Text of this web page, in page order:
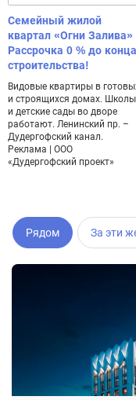
Семейный жилой
квартал «Огни Залива»
Рассрочка 0 % до конца
строительства!
Видовые квартиры в
и строящихся домах. Школы
и детские сады во дворе
работают. Ленинский пр. –
Дудергофский канал.
Реклама | ООО
«Дудергофский проект»
Рядом За эти